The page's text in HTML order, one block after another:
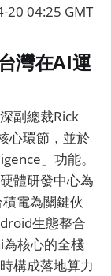
20 04:25 GMT
灣在AI運
副總裁Rick
心環節，並於
」功能。
體研發中心為
電為關鍵伙
生態整合
核心的全棧
構成落地算力